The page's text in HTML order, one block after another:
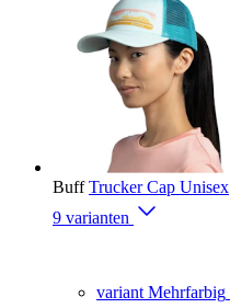
Buff Trucker Cap Unisex
9 varianten
variant Mehrfarbig